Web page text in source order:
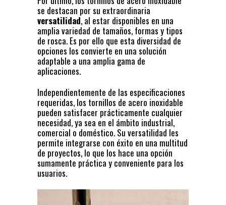
se destacan por su extraordinaria
versatilidad, al estar disponibles en una
amplia variedad de tamaños, formas y tipos
de rosca. Es por ello que esta diversidad de
opciones los convierte en una solución
adaptable a una amplia gama de
aplicaciones.
Independientemente de las especificaciones
requeridas, los tornillos de acero inoxidable
pueden satisfacer prácticamente cualquier
necesidad, ya sea en el ámbito industrial,
comercial o doméstico. Su versatilidad les
permite integrarse con éxito en una multitud
de proyectos, lo que los hace una opción
sumamente práctica y conveniente para los
usuarios.